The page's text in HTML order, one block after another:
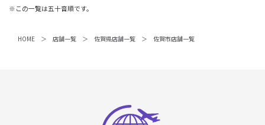
※この一覧は五十音順です。
HOME 店舗一覧 佐賀県店舗一覧 佐賀市店舗一覧